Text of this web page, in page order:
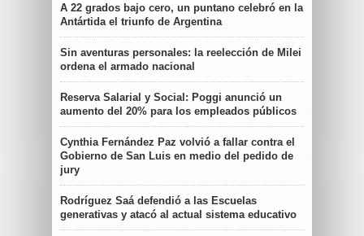
A 22 grados bajo cero, un puntano celebró en la
Antártida el triunfo de Argentina
Sin aventuras personales: la reelección de Milei
ordena el armado nacional
Reserva Salarial y Social: Poggi anunció un
aumento del 20% para los empleados públicos
Cynthia Fernández Paz volvió a fallar contra el
Gobierno de San Luis en medio del pedido de
jury
Rodríguez Saá defendió a las Escuelas
generativas y atacó al actual sistema educativo